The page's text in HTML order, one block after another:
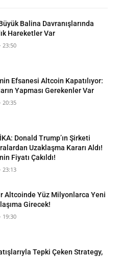
Balina Davranışlarında
Hareketler Var
23:50
Efsanesi Altcoin Kapatılıyor:
Yapması Gerekenler Var
20:35
Donald Trump’ın Şirketi
Uzaklaşma Kararı Aldı!
Fiyatı Çakıldı!
23:13
Altcoinde Yüz Milyonlarca Yeni
Girecek!
19:30
Tepki Çeken Strategy,